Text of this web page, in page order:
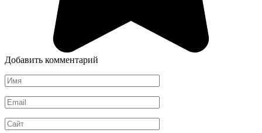
Добавить комментарий
Имя
*
Email
*
Сайт